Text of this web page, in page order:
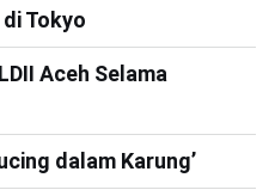
Tokyo
Aceh Selama
dalam Karung’